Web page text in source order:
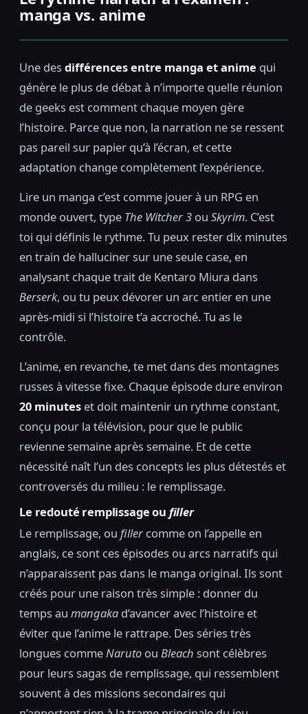
manga vs. anime
Une des différences entre manga et anime qui
génère le plus de débat à n’importe quelle réunion
de geeks est comment chaque moyen gère
l’histoire. Parce que non, la narration ne se ressent
pas pareil sur papier qu’à l’écran, et cette
adaptation change complètement l’expérience.
Lire un manga c’est comme jouer à un RPG en
monde ouvert, type The Witcher 3 ou Skyrim. C’est
toi qui définis le rythme. Tu peux rester dix minutes
en train de halluciner sur une seule case, en
analysant chaque trait de Kentaro Miura dans
Berserk, ou tu peux dévorer un arc entier en une
après-midi si l’histoire t’a accroché. Tu as le
contrôle.
L’anime, en revanche, te met dans des montagnes
russes à vitesse fixe. Chaque épisode dure environ
20 minutes et doit maintenir un rythme constant,
conçu pour la télévision, pour que le public
revienne semaine après semaine. Et de cette
nécessité naît l’un des concepts les plus détestés et
controversés du milieu : le remplissage.
Le redouté remplissage ou filler
Le remplissage, ou filler comme on l’appelle en
anglais, ce sont ces épisodes ou arcs narratifs qui
n’apparaissent pas dans le manga original. Ils sont
créés pour une raison très simple : donner du
temps au mangaka d’avancer avec l’histoire et
éviter que l’anime le rattrape. Des séries très
longues commeNaruto ou Bleach sont célèbres
pour leurs sagas de remplissage, qui ressemblent
souvent à des missions secondaires qui